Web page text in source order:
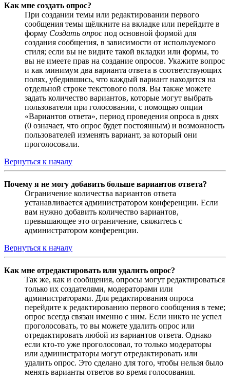
Как мне создать опрос?
При создании темы или редактировании первого
сообщения темы щёлкните на вкладке или перейдите в
форму Создать опрос под основной формой для
создания сообщения, в зависимости от используемого
стиля; если вы не видите такой вкладки или формы, то
вы не имеете прав на создание опросов. Укажите вопрос
и как минимум два варианта ответа в соответствующих
полях, убедившись, что каждый вариант находится на
отдельной строке текстового поля. Вы также можете
задать количество вариантов, которые могут выбрать
пользователи при голосовании, с помощью опции
«Вариантов ответа», период проведения опроса в днях
(0 означает, что опрос будет постоянным) и возможность
пользователей изменять вариант, за который они
проголосовали.
Вернуться к началу
Почему я не могу добавить больше вариантов ответа?
Ограничение количества вариантов ответа
устанавливается администратором конференции. Если
вам нужно добавить количество вариантов,
превышающее это ограничение, свяжитесь с
администратором конференции.
Вернуться к началу
Как мне отредактировать или удалить опрос?
Так же, как и сообщения, опросы могут редактироваться
только их создателями, модераторами или
администраторами. Для редактирования опроса
перейдите к редактированию первого сообщения в теме;
опрос всегда связан именно с ним. Если никто не успел
проголосовать, то вы можете удалить опрос или
отредактировать любой из вариантов ответа. Однако
если кто-то уже проголосовал, то только модераторы
или администраторы могут отредактировать или
удалить опрос. Это сделано для того, чтобы нельзя было
менять варианты ответов во время голосования.